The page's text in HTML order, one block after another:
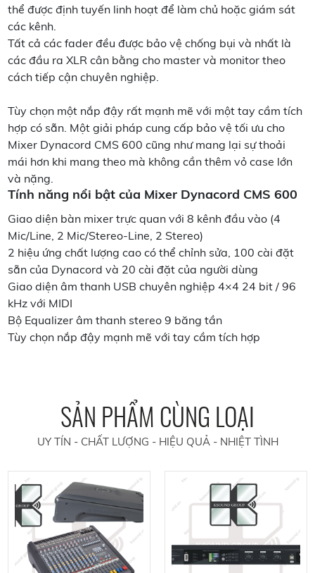
thể được định tuyến linh hoạt để làm chủ hoặc giám sát
các kênh.
Tất cả các fader đều được bảo vệ chống bụi và nhất là
các đầu ra XLR cân bằng cho master và monitor theo
cách tiếp cận chuyên nghiệp.
Tùy chọn một nắp đậy rất mạnh mẽ với một tay cầm tích
hợp có sẵn. Một giải pháp cung cấp bảo vệ tối ưu cho
Mixer Dynacord CMS 600 cũng như mang lại sự thoải
mái hơn khi mang theo mà không cần thêm vỏ case lớn
và nặng.
Tính năng nổi bật của Mixer Dynacord CMS 600
Giao diện bàn mixer trực quan với 8 kênh đầu vào (4
Mic/Line, 2 Mic/Stereo-Line, 2 Stereo)
2 hiệu ứng chất lượng cao có thể chỉnh sửa, 100 cài đặt
sẵn của Dynacord và 20 cài đặt của người dùng
Giao diện âm thanh USB chuyên nghiệp 4×4 24 bit / 96
kHz với MIDI
Bộ Equalizer âm thanh stereo 9 băng tần
Tùy chọn nắp đậy mạnh mẽ với tay cầm tích hợp
SẢN PHẨM CÙNG LOẠI
UY TÍN - CHẤT LƯỢNG - HIỆU QUẢ - NHIỆT TÌNH